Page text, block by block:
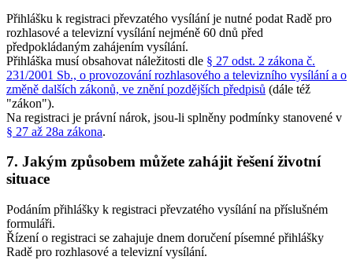
Přihlášku k registraci převzatého vysílání je nutné podat Radě pro
rozhlasové a televizní vysílání nejméně 60 dnů před
předpokládaným zahájením vysílání.
Přihláška musí obsahovat náležitosti dle § 27 odst. 2 zákona č.
231/2001 Sb., o provozování rozhlasového a televizního vysílání a o
změně dalších zákonů, ve znění pozdějších předpisů (dále též
"zákon").
Na registraci je právní nárok, jsou-li splněny podmínky stanovené v
§ 27 až 28a zákona.
7. Jakým způsobem můžete zahájit řešení životní
situace
Podáním přihlášky k registraci převzatého vysílání na příslušném
formuláři.
Řízení o registraci se zahajuje dnem doručení písemné přihlášky
Radě pro rozhlasové a televizní vysílání.